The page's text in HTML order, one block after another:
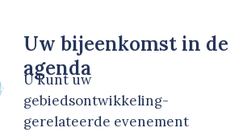
Uw bijeenkomst in de
agenda
U kunt uw
gebiedsontwikkeling-
gerelateerde evenement